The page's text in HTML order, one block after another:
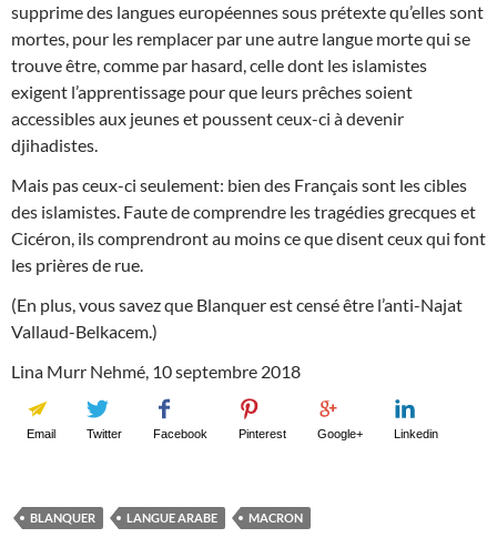
supprime des langues européennes sous prétexte qu’elles sont
mortes, pour les remplacer par une autre langue morte qui se
trouve être, comme par hasard, celle dont les islamistes
exigent l’apprentissage pour que leurs prêches soient
accessibles aux jeunes et poussent ceux-ci à devenir
djihadistes.
Mais pas ceux-ci seulement: bien des Français sont les cibles
des islamistes. Faute de comprendre les tragédies grecques et
Cicéron, ils comprendront au moins ce que disent ceux qui font
les prières de rue.
(En plus, vous savez que Blanquer est censé être l’anti-Najat
Vallaud-Belkacem.)
Lina Murr Nehmé, 10 septembre 2018
Email Twitter Facebook Pinterest Google+ Linkedin
BLANQUER LANGUE ARABE MACRON